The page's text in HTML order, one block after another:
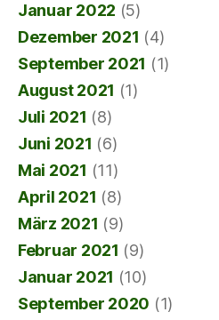
Januar 2022 (5)
Dezember 2021 (4)
September 2021 (1)
August 2021 (1)
Juli 2021 (8)
Juni 2021 (6)
Mai 2021 (11)
April 2021 (8)
März 2021 (9)
Februar 2021 (9)
Januar 2021 (10)
September 2020 (1)